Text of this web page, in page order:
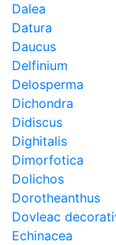
Dalea
Datura
Daucus
Delfinium
Delosperma
Dichondra
Didiscus
Dighitalis
Dimorfotica
Dolichos
Dorotheanthus
Dovleac
Echinacea